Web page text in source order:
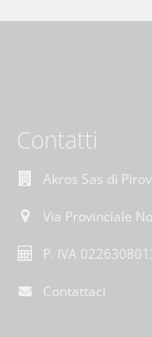
Contatti
Akros Sas di
Via Provinciale
P. IVA
Contattaci